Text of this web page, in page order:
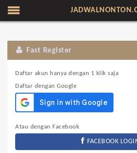
Fast Register
Daftar akun hanya dengan 1 klik saja
Daftar dengan Google
Atau dengan Facebook
FACEBOOK